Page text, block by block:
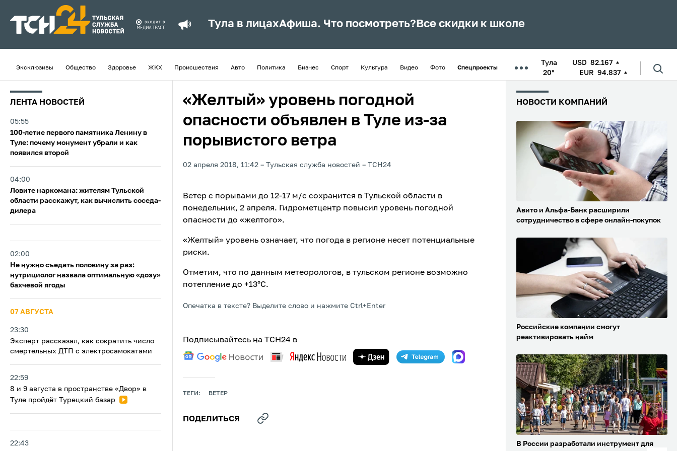
Тула в лицахАфиша. Что посмотреть? Все скидки к школе
Эксклюзивы Общество Здоровье ЖКХ Происшествия Авто Политика Бизнес Спорт Культура Видео Фото Спецпроекты
Тула
20°
USD 82.167
EUR 94.837
ЛЕНТА НОВОСТЕЙ
05:55
100-летие первого памятника Ленину в
Туле: почему монумент убрали и как
появился второй
04:00
Ловите наркомана: жителям Тульской
области расскажут, как вычислить соседа-
дилера
02:00
Не нужно съедать половину за раз:
нутрициолог назвала оптимальную «дозу»
бахчевой ягоды
07 АВГУСТА
23:30
Эксперт рассказал, как сократить число
смертельных ДТП с электросамокатами
22:59
8 и 9 августа в пространстве «Двор» в
Туле пройдёт Турецкий базар
22:43
«Желтый» уровень погодной
опасности объявлен в Туле из-за
порывистого ветра
02 апреля 2018, 11:42 Тульская служба новостей ТСН24
Ветер с порывами до 12-17 м/с сохранится в Тульской области в
понедельник, 2 апреля. Гидрометцентр повысил уровень погодной
опасности до «желтого».
«Желтый» уровень означает, что погода в регионе несет потенциальные
риски.
Отметим, что по данным метеорологов, в тульском регионе возможно
потепление до +13°С.
Опечатка в тексте? Выделите слово и нажмите Ctrl+Enter
Подписывайтесь на ТСН24 в
ТЕГИ: ВЕТЕР
ПОДЕЛИТЬСЯ
НОВОСТИ КОМПАНИЙ
Авито и Альфа-Банк расширили
сотрудничество в сфере онлайн-покупок
Российские компании смогут
реактивировать найм
В России разработали инструмент для